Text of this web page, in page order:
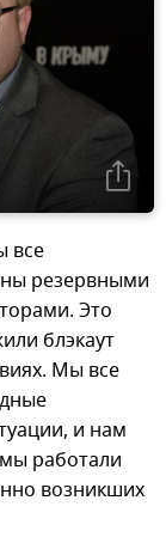
все
резервными
Это
блэкаут
Мы все
и нам
работали
возникших